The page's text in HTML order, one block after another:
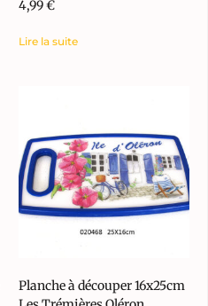
4,99€
Lire la suite
Planche à découper 16x25cm